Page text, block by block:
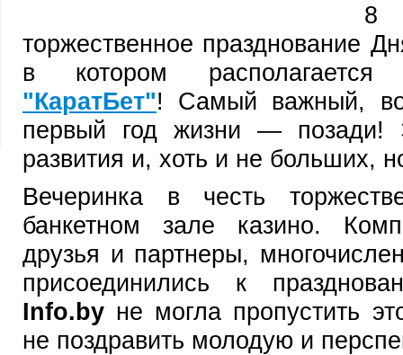
8
торжественное празднование
в котором
"КаратБет"! Самый важный,
первый год жизни — позади!
развития и, хоть и не больших,
Вечеринка в честь
банкетном зале казино.
друзья и партнеры,
присоединились к
Info.by не могла пропустить
не поздравить молодую и